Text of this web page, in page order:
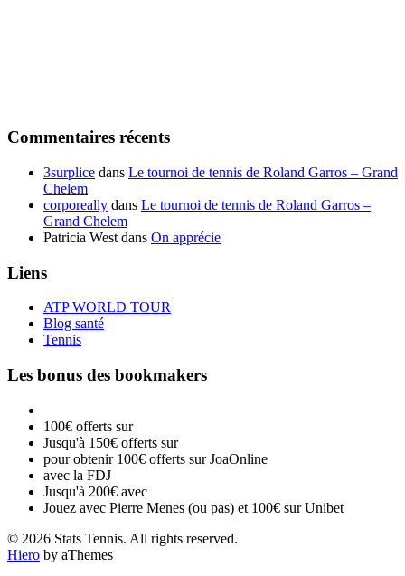
Commentaires récents
3surplice dans Le tournoi de tennis de Roland Garros – Grand
Chelem
corporeally dans Le tournoi de tennis de Roland Garros –
Grand Chelem
Patricia West dans On apprécie
Liens
ATP WORLD TOUR
Blog santé
Tennis
Les bonus des bookmakers
100€ offerts sur
Jusqu'à 150€ offerts sur
pour obtenir 100€ offerts sur JoaOnline
avec la FDJ
Jusqu'à 200€ avec
Jouez avec Pierre Menes (ou pas) et 100€ sur Unibet
© 2026 Stats Tennis. All rights reserved.
Hiero by aThemes